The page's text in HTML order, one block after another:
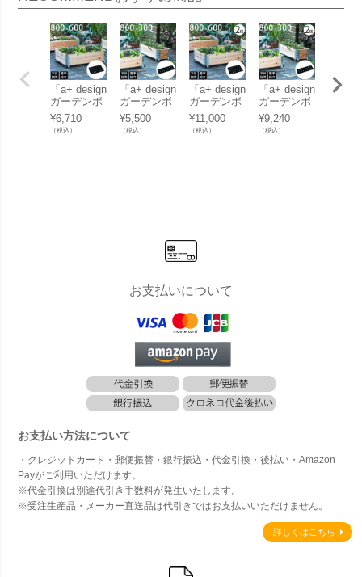
「a+ design
ガーデンボ
ックス800×
600専用 キ
ャスター付
¥6,710
（税込）
「a+ design
ガーデンボ
ックス800×
300専用 キ
ャスター付
¥5,500
（税込）
「a+ design
ガーデンボ
ックス800×
600専用 キ
ャスター付
¥11,000
（税込）
「a+ design
ガーデンボ
ックス800×
300専用 キ
ャスター付
¥9,240
（税込）
木製
お支払いについて
お支払い方法について
・クレジットカード・郵便振替・銀行振込・代金引換・後払い・Amazon
Payがご利用いただけます。
※代金引換は別途代引き手数料が発生いたします。
※受注生産品・メーカー直送品は代引きではお支払いいただけません。
詳しくはこちら